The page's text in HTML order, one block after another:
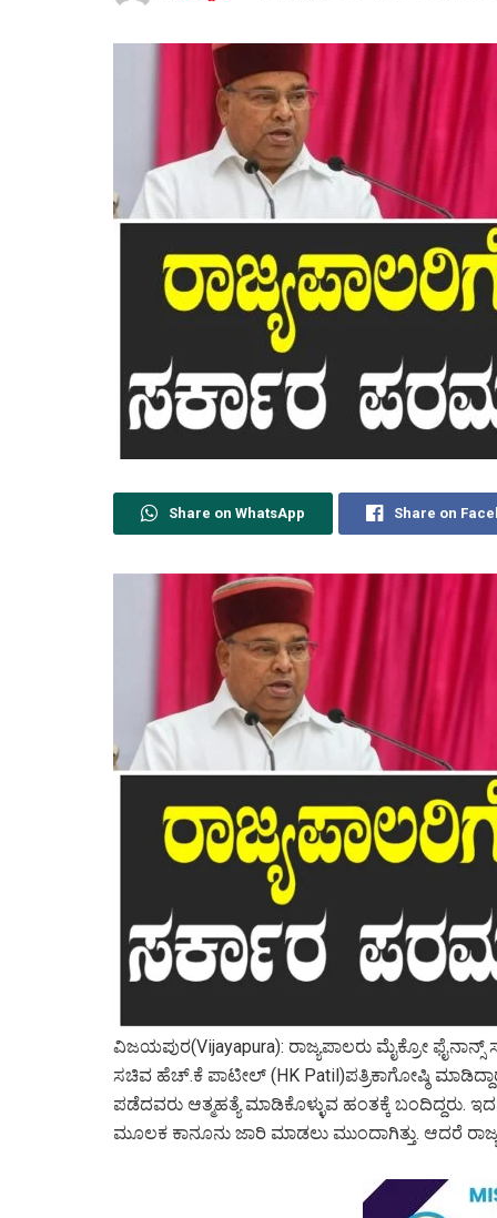
Share on WhatsApp Share on
ವಿಜಯಪುರ(Vijayapura): ರಾಜ್ಯಪಾಲರು ಮೈಕ್ರೋ
ಸಚಿವ ಹೆಚ್.ಕೆ ಪಾಟೀಲ್ (HK Patil)ಪತ್ರಿಕಾಗೋಷ್ಠಿ
ಪಡೆದವರು ಆತ್ಮಹತ್ಯೆ ಮಾಡಿಕೊಳ್ಳುವ ಹಂತಕ್ಕೆ ಬಂದಿದ್ದರು.
ಮೂಲಕ ಕಾನೂನು ಜಾರಿ ಮಾಡಲು ಮುಂದಾಗಿತ್ತು. ಆದರೆ